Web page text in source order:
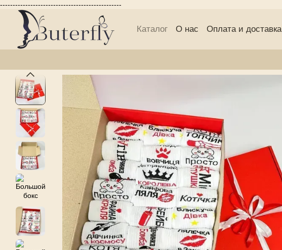
------------------------------------------------
Перейти к основному контенту
Каталог О нас Оплата и доставка